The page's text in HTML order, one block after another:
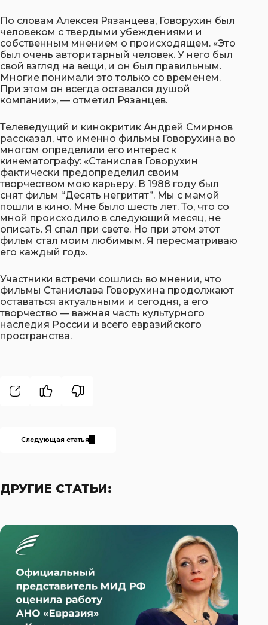
По словам Алексея Рязанцева, Говорухин был
человеком с твердыми убеждениями и
собственным мнением о происходящем. «Это
был очень авторитарный человек. У него был
свой взгляд на вещи, и он был правильным.
Многие понимали это только со временем.
При этом он всегда оставался душой
компании», — отметил Рязанцев.
Телеведущий и кинокритик Андрей Смирнов
рассказал, что именно фильмы Говорухина во
многом определили его интерес к
кинематографу: «Станислав Говорухин
фактически предопределил своим
творчеством мою карьеру. В 1988 году был
снят фильм “Десять негритят”. Мы с мамой
пошли в кино. Мне было шесть лет. То, что со
мной происходило в следующий месяц, не
описать. Я спал при свете. Но при этом этот
фильм стал моим любимым. Я пересматриваю
его каждый год».
Участники встречи сошлись во мнении, что
фильмы Станислава Говорухина продолжают
оставаться актуальными и сегодня, а его
творчество — важная часть культурного
наследия России и всего евразийского
пространства.
Следующая статья
ДРУГИЕ СТАТЬИ: